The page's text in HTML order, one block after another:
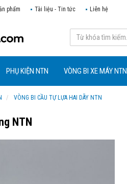
phẩm Tài liệu - Tin tức Liên hệ
PHỤ KIỆN NTN VÒNG BI XE MÁY NTN
VÒNG BI CẦU TỰ LỰA HAI DÃY NTN
NTN